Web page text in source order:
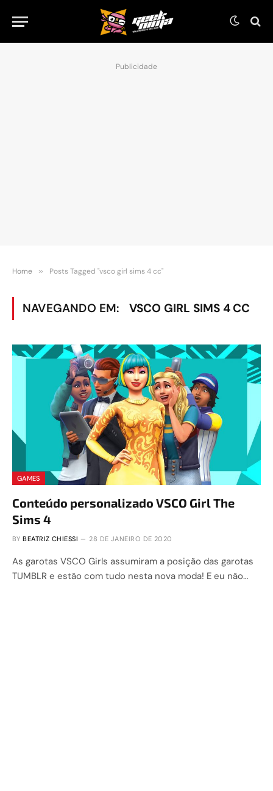
Publicidade
Home » Posts Tagged "vsco girl sims 4 cc"
NAVEGANDO EM: VSCO GIRL SIMS 4 CC
GAMES
Conteúdo personalizado VSCO Girl The
Sims 4
BY BEATRIZ CHIESSI 28 DE JANEIRO DE 2020
As garotas VSCO Girls assumiram a posição das garotas
TUMBLR e estão com tudo nesta nova moda! E eu não…